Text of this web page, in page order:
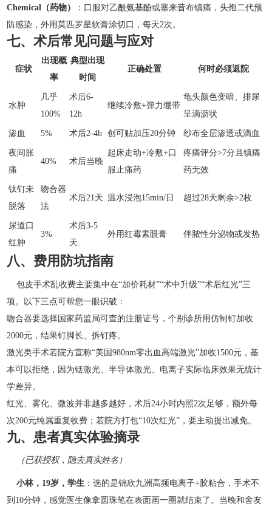
Chemical（药物）
：口服对乙酰氨基酚或塞来昔布镇痛，头孢二代预
防感染，外用莫匹罗星软膏涂切口，每天2次。
七、术后常见问题与应对
症状
出现概
率
典型出现
时间
正确处置 何时必须返院
水肿
几乎
100%
术后6-
12h
继续冷敷+弹力绷带
龟头颜色变暗、排尿
呈滴沥状
渗血
5% 术后2-4h 创可贴加压20分钟
纱布全层渗透或滴血
夜间胀
痛
40% 术后当晚
起床走动+冷敷+口
服止痛药
疼痛评分>7分且镇痛
药无效
钛钉未
脱落
吻合器
法
术后21天 温水浸泡15min/日 超过28天剩余>2枚
尿道口
红肿
3%
术后3-5
天
外用红霉素眼膏 伴脓性分泌物或发热
八、费用防坑指南
包皮手术乱收费主要集中在“加价耗材”“术中升级”“术后红光”三
项。以下三点可帮您一眼识破：
吻合器要选择国家药监局可查的注册证号，个别诊所用仿制钉加收
2000元，结果钉脚长、拆钉疼。
激光类手术若院方宣称“美国980nm零出血高端激光”加收1500元，基
本可以拒绝，因为铥激光、半导体激光、电离子实际临床效果无统计
学差异。
红光、雾化、微波并非越多越好，术后24小时内照2次足够，额外每
次200元纯属重复收费；若院方打包“10次红光”，要主动提出减免。
九、患者真实体验摘录
（已获授权，隐去真实姓名）
小林，19岁，学生 ：选的是锦欣九洲高频电离子+胶粘合，手术不
到10分钟，感觉医生像拿圆珠笔在表面画一圈就结束了。当晚和舍友